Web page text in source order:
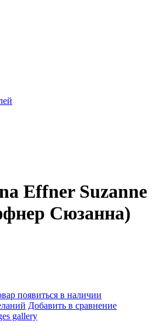
Effner Suzanne
Сюзанна)
появиться в наличии
Добавить в сравнение
gallery